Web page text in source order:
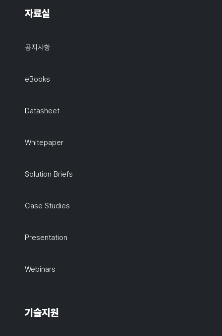
자료실
공지사항
eBooks
Datasheet
Whitepaper
Solution Briefs
Case Studies
Presentation
Webinars
기술지원